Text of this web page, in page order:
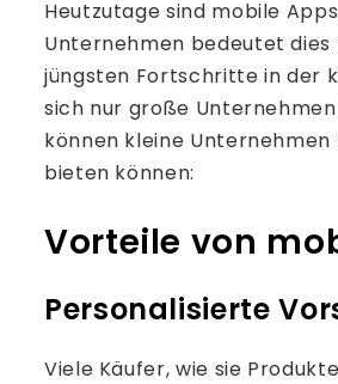
Heutzutage sind mobile
Unternehmen bedeutet dies
jüngsten Fortschritte in der
sich nur große
können kleine
bieten können:
Vorteile von
Personalisierte
Viele Käufer, wie sie